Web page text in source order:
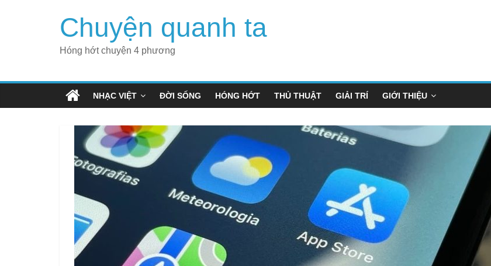
Chuyện quanh ta
Hóng hớt chuyện 4 phương
NHẠC VIỆT ĐỜI SỐNG HÓNG HỚT THỦ THUẬT GIẢI TRÍ GIỚI THIỆU